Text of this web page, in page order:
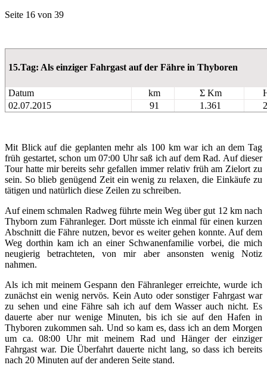
Seite 16 von 39
15.Tag: Als einziger Fahrgast auf der Fähre in Thyboren
Datum km Σ Km
02.07.2015
91 1.361
Mit Blick auf die geplanten mehr als 100 km war ich an dem Tag
früh gestartet, schon um 07:00 Uhr saß ich auf dem Rad. Auf dieser
Tour hatte mir bereits sehr gefallen immer relativ früh am Zielort zu
sein. So blieb genügend Zeit ein wenig zu relaxen, die Einkäufe zu
tätigen und natürlich diese Zeilen zu schreiben.
Auf einem schmalen Radweg führte mein Weg über gut 12 km nach
Thyborn zum Fähranleger. Dort müsste ich einmal für einen kurzen
Abschnitt die Fähre nutzen, bevor es weiter gehen konnte. Auf dem
Weg dorthin kam ich an einer Schwanenfamilie vorbei, die mich
neugierig betrachteten, von mir aber ansonsten wenig Notiz
nahmen.
Als ich mit meinem Gespann den Fähranleger erreichte, wurde ich
zunächst ein wenig nervös. Kein Auto oder sonstiger Fahrgast war
zu sehen und eine Fähre sah ich auf dem Wasser auch nicht. Es
dauerte aber nur wenige Minuten, bis ich sie auf den Hafen in
Thyboren zukommen sah. Und so kam es, dass ich an dem Morgen
um ca. 08:00 Uhr mit meinem Rad und Hänger der einziger
Fahrgast war. Die Überfahrt dauerte nicht lang, so dass ich bereits
nach 20 Minuten auf der anderen Seite stand.